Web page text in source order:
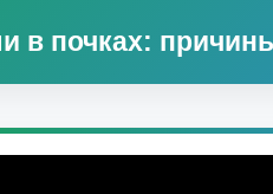
в почках: